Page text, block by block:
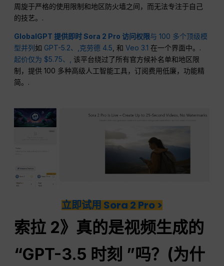
周旋于严格的使用限制和地区防火墙之间，而无法专注于自己
的技艺。.
GlobalGPT 提供即时 Sora 2 Pro 访问权限与 100 多个顶级模
型并列如 GPT-5.2、,克劳德 4.5, 和Veo 3.1 在一个界面中。.
起价仅为 $5.75、, 该平台绕过了所有官方候补名单和地区限
制，提供 100 多种高级人工智能工具，订阅费用低廉，功能精
简。.
立即试用 Sora 2 Pro >
索拉 2》真的是视频生成的
“GPT-3.5 时刻 ”吗？(为什